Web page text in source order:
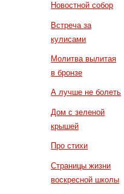
Новостной собор
Встреча за
кулисами
Молитва вылитая
в бронзе
А лучше не болеть
Дом с зеленой
крышей
Про стихи
Страницы жизни
воскресной школы